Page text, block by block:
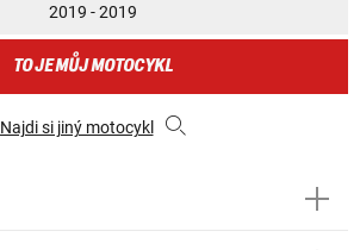
2019 - 2019
TO JE MŮJ MOTOCYKL
Najdi si jiný motocykl